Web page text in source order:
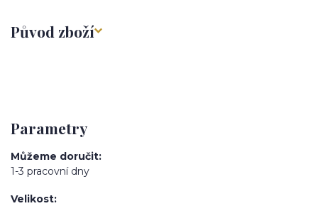
Původ zboží
Parametry
Můžeme doručit
1-3 pracovní dny
Velikost